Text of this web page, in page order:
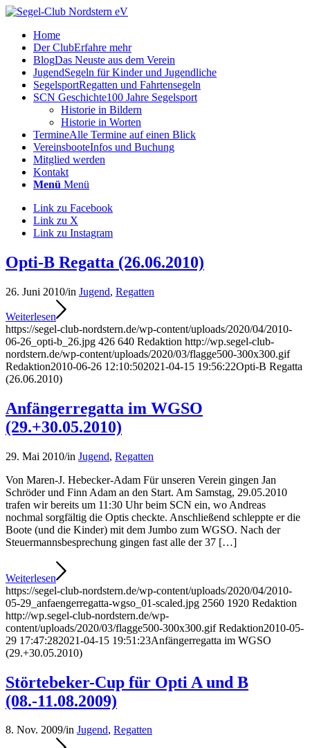
Home
Der ClubErfahre mehr
BlogDas Neuste aus dem Verein
JugendSegeln für Kinder und Jugendliche
SegelsportRegatten und Fahrtensegeln
SCN Geschichte100 Jahre Segelsport
Historie in Bildern
Historie in Worten
TermineAlle Termine auf einen Blick
VereinsbooteInfos und Buchung
Mitglied werden
Kontakt
Menü Menü
Link zu Facebook
Link zu X
Link zu Instagram
Opti-B Regatta (26.06.2010)
26. Juni 2010/in Jugend, Regatten
Weiterlesen
https://segel-club-nordstern.de/wp-content/uploads/2020/04/2010-
06-26_opti-b_26.jpg 426 640 Redaktion http://wp.segel-club-
nordstern.de/wp-content/uploads/2020/03/flagge500-300x300.gif
Redaktion2010-06-26 12:10:502021-04-15 19:56:22Opti-B Regatta
(26.06.2010)
Anfängerregatta im WGSO
(29.+30.05.2010)
29. Mai 2010/in Jugend, Regatten
Von Maren-J. Hebecker-Adam Für unseren Verein gingen Jan
Schröder und Finn Adam an den Start. Am Samstag, 29.05.2010
trafen wir bereits um 11:30 Uhr beim SCN ein, wo Andreas
nochmal sorgfältig die Optis checkte. Anschließend schleppte er die
Boote (und die Kinder) mit dem Jumbo zum WGSO. Nach der
Steuermannsbesprechung gingen fast alle der 37 […]
Weiterlesen
https://segel-club-nordstern.de/wp-content/uploads/2020/04/2010-
05-29_anfaengerregatta-wgso_01-scaled.jpg 2560 1920 Redaktion
http://wp.segel-club-nordstern.de/wp-
content/uploads/2020/03/flagge500-300x300.gif Redaktion2010-05-
29 17:47:282021-04-15 19:51:23Anfängerregatta im WGSO
(29.+30.05.2010)
Störtebeker-Cup für Opti A und B
(08.-11.08.2009)
8. Nov. 2009/in Jugend, Regatten